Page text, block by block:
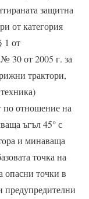
защитна
от категория
1 от
30 от 2005 г. за
трактори,
по отношение на
ъгъл 45° с
и минаваща
точка на
точки в
предупредителни